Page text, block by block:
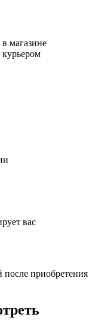
магазине
вас
приобретения